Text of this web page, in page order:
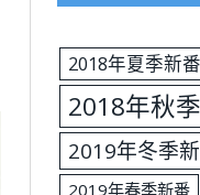
2018年夏季新番
2018年秋
2019年冬季
2019年春季新番